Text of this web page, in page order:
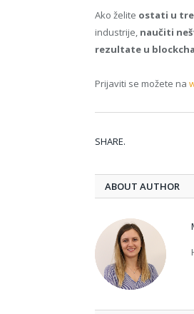
Ako želite ostati u
industrije, naučiti
rezultate u
Prijaviti se možete na
SHARE.
ABOUT AUTHOR